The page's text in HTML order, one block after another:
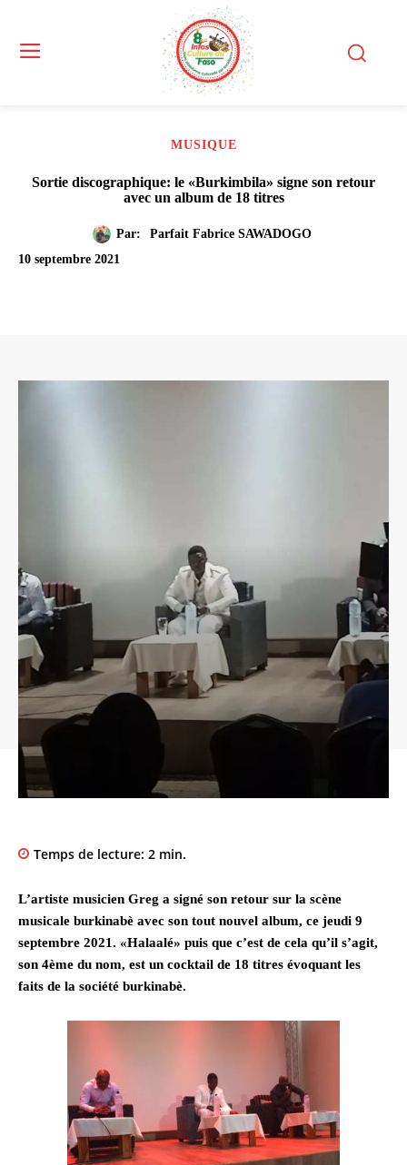
MUSIQUE
Sortie discographique: le «Burkimbila» signe son retour
avec un album de 18 titres
Par:
Parfait Fabrice SAWADOGO
10 septembre 2021
Temps de lecture: 2 min.
L’artiste musicien Greg a signé son retour sur la scène
musicale burkinabè avec son tout nouvel album, ce jeudi 9
septembre 2021. «Halaalé» puis que c’est de cela qu’il s’agit,
son 4ème du nom, est un cocktail de 18 titres évoquant les
faits de la société burkinabè.